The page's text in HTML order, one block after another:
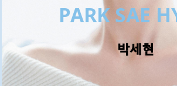
PARK SAE
박세현